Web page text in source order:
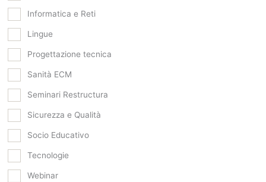
Informatica e Reti
Lingue
Progettazione tecnica
Sanità ECM
Seminari Restructura
Sicurezza e Qualità
Socio Educativo
Tecnologie
Webinar